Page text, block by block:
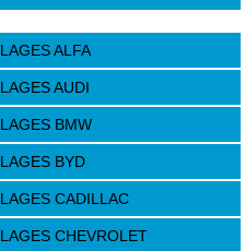
ALFA
AUDI
BMW
BYD
CADILLAC
CHEVROLET